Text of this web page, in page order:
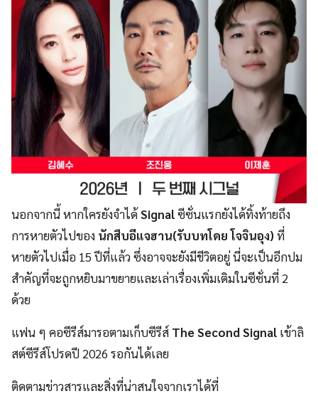
นอกจากนี้ หากใครยังจำได้Signalซีซั่นแรกยังได้ทิ้งท้ายถึง
การหายตัวไปของ นักสืบอีแจฮาน(รับบทโดย โจจินอุง)ที่
หายตัวไปเมื่อ 15 ปีที่แล้ว ซึ่งอาจจะยังมีชีวิตอยู่ นี่จะเป็นอีกปม
สำคัญที่จะถูกหยิบมาขยายและเล่าเรื่องเพิ่มเติมในซีซั่นที่ 2
ด้วย
แฟน ๆ คอซีรีส์มารอตามเก็บซีรีส์ The Second Signal เข้าลิ
สต์ซีรีส์โปรดปี 2026 รอกันได้เลย
ติดตามข่าวสารและสิ่งที่น่าสนใจจากเราได้ที่